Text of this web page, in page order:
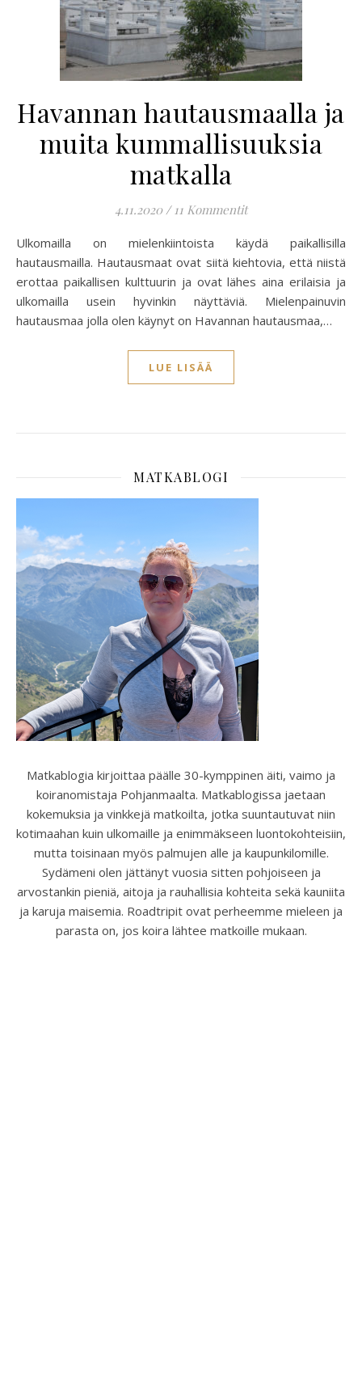
Havannan hautausmaalla ja
muita kummallisuuksia
matkalla
4.11.2020 / 11 Kommentit
Ulkomailla on mielenkiintoista käydä paikallisilla
hautausmailla. Hautausmaat ovat siitä kiehtovia, että niistä
erottaa paikallisen kulttuurin ja ovat lähes aina erilaisia ja
ulkomailla usein hyvinkin näyttäviä. Mielenpainuvin
hautausmaa jolla olen käynyt on Havannan hautausmaa,…
LUE LISÄÄ
MATKABLOGI
Matkablogia kirjoittaa päälle 30-kymppinen äiti, vaimo ja
koiranomistaja Pohjanmaalta. Matkablogissa jaetaan
kokemuksia ja vinkkejä matkoilta, jotka suuntautuvat niin
kotimaahan kuin ulkomaille ja enimmäkseen luontokohteisiin,
mutta toisinaan myös palmujen alle ja kaupunkilomille.
Sydämeni olen jättänyt vuosia sitten pohjoiseen ja
arvostankin pieniä, aitoja ja rauhallisia kohteita sekä kauniita
ja karuja maisemia. Roadtripit ovat perheemme mieleen ja
parasta on, jos koira lähtee matkoille mukaan.